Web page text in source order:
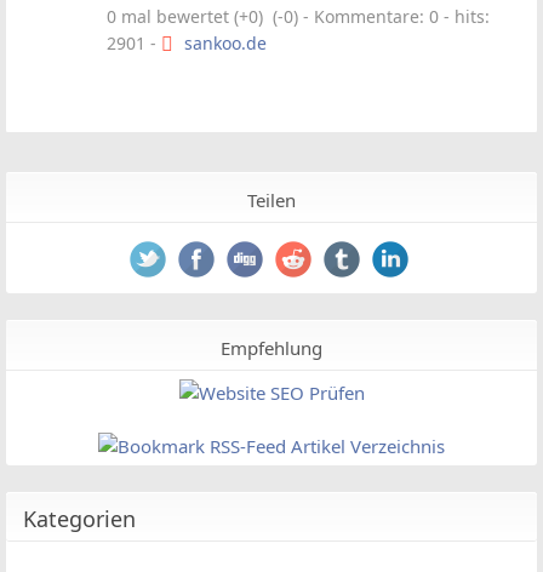
0 mal bewertet (+0) (-0)- Kommentare: 0 - hits:
2901 -
sankoo.de
Teilen
Empfehlung
Kategorien